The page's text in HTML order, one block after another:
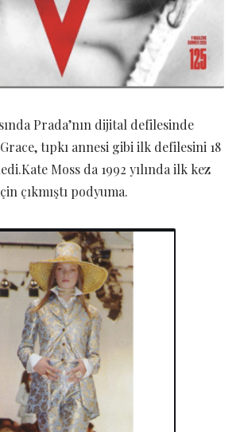
Prada’nın dijital defilesinde
Grace, tıpkı annesi gibi ilk defilesini 18
Moss da 1992 yılında ilk kez
çıkmıştı podyuma.